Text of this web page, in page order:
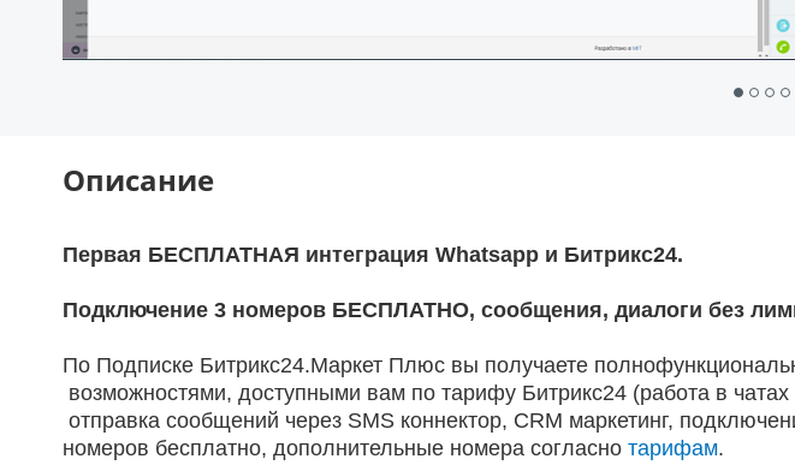
Описание
Первая БЕСПЛАТНАЯ интеграция Whatsapp и Битрикс24.
Подключение 3 номеров БЕСПЛАТНО, сообщения, диалоги без
По Подписке Битрикс24.Маркет Плюс вы получаете
возможностями, доступными вам по тарифу Битрикс24 (работа в
отправка сообщений через SMS коннектор, CRM маркетинг,
номеров бесплатно, дополнительные номера согласно тарифам.